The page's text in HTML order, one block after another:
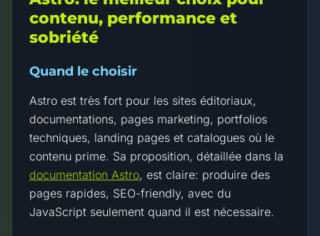
contenu, performance et
sobriété
Quand le choisir
Astro est très fort pour les sites éditoriaux,
documentations, pages marketing, portfolios
techniques, landing pages et catalogues où le
contenu prime. Sa proposition, détaillée dans la
documentation Astro, est claire: produire des
pages rapides, SEO-friendly, avec du
JavaScript seulement quand il est nécessaire.